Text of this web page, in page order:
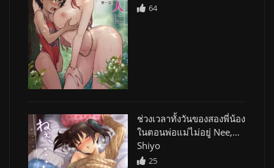
64
ช่วงเวลาทั้งวันของสองพี่น้อง
ในตอนพ่อแม่ไม่อยู่ Nee,…
Shiyo
25